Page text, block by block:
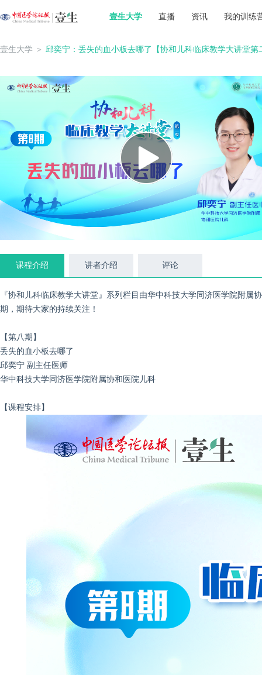
壹生大学 直播 资讯 我的训练
壹生大学 ＞ 邱奕宁：丢失的血小板去哪了【协和儿科临床教学大讲堂第
课程介绍 讲者介绍 评论
『协和儿科临床教学大讲堂』系列栏目由华中科技大学同济医学院附
期，期待大家的持续关注！
【第八期】
丢失的血小板去哪了
邱奕宁 副主任医师
华中科技大学同济医学院附属协和医院儿科
【课程安排】